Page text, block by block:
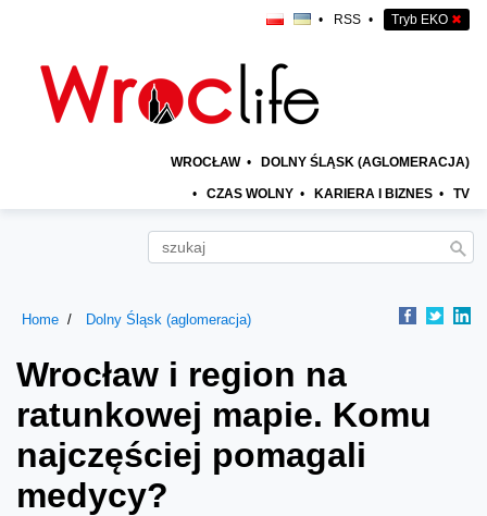
• RSS • Tryb EKO ✖
WROCŁAW • DOLNY ŚLĄSK (AGLOMERACJA)
• CZAS WOLNY • KARIERA I BIZNES • TV
Home Dolny Śląsk (aglomeracja)
Wrocław i region na
ratunkowej mapie. Komu
najczęściej pomagali
medycy?